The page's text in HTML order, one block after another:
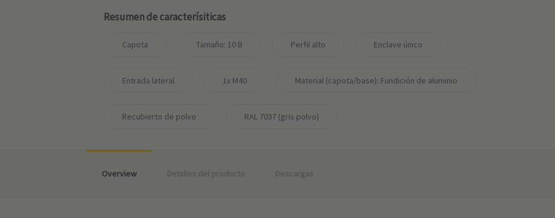
Resumen de caracterísiticas
Capota Tamaño: 10 B Perfil alto Enclave único
Entrada lateral 1x M40 Material (capota/base): Fundición de aluminio
Recubierto de polvo RAL 7037 (gris polvo)
Overview